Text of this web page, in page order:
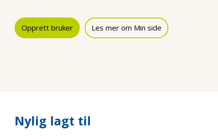
Opprett bruker Les mer om Min side
Nylig lagt til